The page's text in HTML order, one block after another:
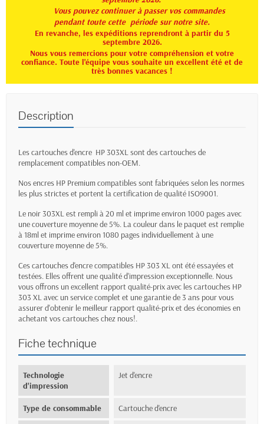
Vous pouvez continuer à passer vos commandes
pendant toute cette période sur notre site.
En revanche, les expéditions reprendront à partir du 5
septembre 2026.
Nous vous remercions pour votre compréhension et votre
confiance. Toute l'équipe vous souhaite un excellent été et de
très bonnes vacances !
Description
Les cartouches d'encre HP 303XL sont des cartouches de
remplacement compatibles non-OEM.
Nos encres HP Premium compatibles sont fabriquées selon les normes
les plus strictes et portent la certification de qualité ISO9001.
Le noir 303XL est rempli à 20 ml et imprime environ 1000 pages avec
une couverture moyenne de 5%. La couleur dans le paquet est remplie
à 18ml et imprime environ 1080 pages individuellement à une
couverture moyenne de 5%.
Ces cartouches d'encre compatibles HP 303 XL ont été essayées et
testées. Elles offrent une qualité d'impression exceptionnelle. Nous
vous offrons un excellent rapport qualité-prix avec les cartouches HP
303 XL avec un service complet et une garantie de 3 ans pour vous
assurer d'obtenir le meilleur rapport qualité-prix et des économies en
achetant vos cartouches chez nous!.
Fiche technique
Technologie
d'impression
Jet d'encre
Type de consommable Cartouche d'encre